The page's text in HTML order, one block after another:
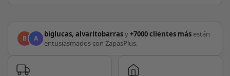
B A biglucas, alvaritobarrasy+7000 clientes más están
entusiasmados con ZapasPlus.